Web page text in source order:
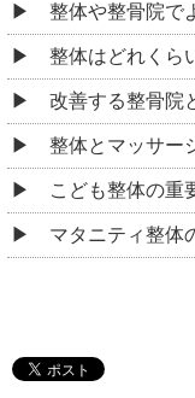
整体や整骨院で
整体はどれくら
改善する整骨院
整体とマッサー
こども整体の重
マタニティ整体